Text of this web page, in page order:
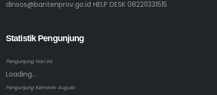
dinsos@bantenprov.go.id HELP DESK 082211331515
Statistik Pengunjung
Pengunjung Hari ini:
Loading...
Pengunjung Kemarin: August: